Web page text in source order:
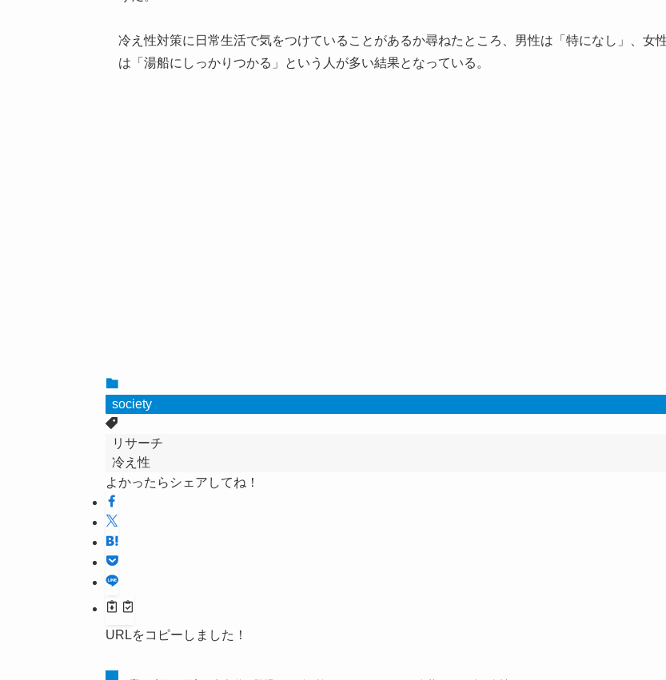
冷え性対策に日常生活で気をつけていることがあるか尋ねたところ、男性は「特になし」、女
は「湯船にしっかりつかる」という人が多い結果となっている。
society
リサーチ
冷え性
よかったらシェアしてね！
URLをコピーしました！